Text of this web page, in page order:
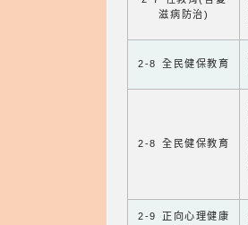
滋病防治)
2-8 全民健保教育
2-8 全民健保教育
2-9 正向心理健康